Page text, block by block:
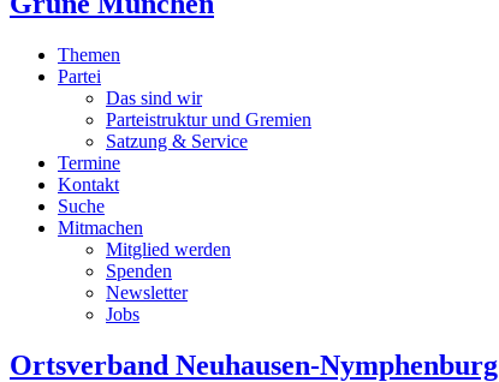
Themen
Partei
Das sind wir
Parteistruktur und Gremien
Satzung & Service
Termine
Kontakt
Suche
Mitmachen
Mitglied werden
Spenden
Newsletter
Jobs
Ortsverband Neuhausen-Nymphenburg